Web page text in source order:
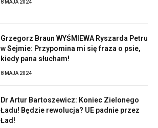
8 MAJA 2024
Grzegorz Braun WYŚMIEWA Ryszarda Petru
w Sejmie: Przypomina mi się fraza o psie,
kiedy pana słucham!
8 MAJA 2024
Dr Artur Bartoszewicz: Koniec Zielonego
Ładu! Będzie rewolucja? UE padnie przez
Ład!